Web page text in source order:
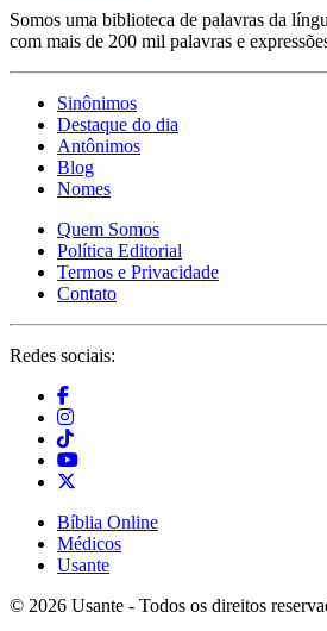
Somos uma biblioteca de palavras da
com mais de 200 mil palavras e
Sinônimos
Destaque do dia
Antônimos
Blog
Nomes
Quem Somos
Política Editorial
Termos e Privacidade
Contato
Redes sociais:
Bíblia Online
Médicos
Usante
© 2026 Usante - Todos os direitos